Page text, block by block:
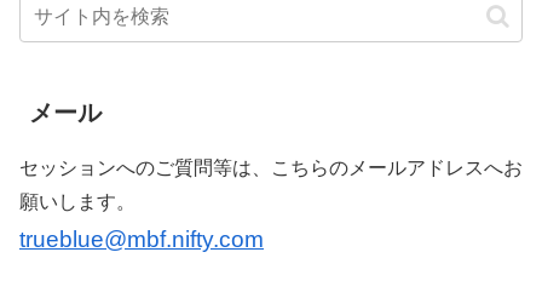
メール
セッションへのご質問等は、こちらのメールアドレスへお
願いします。
trueblue@mbf.nifty.com